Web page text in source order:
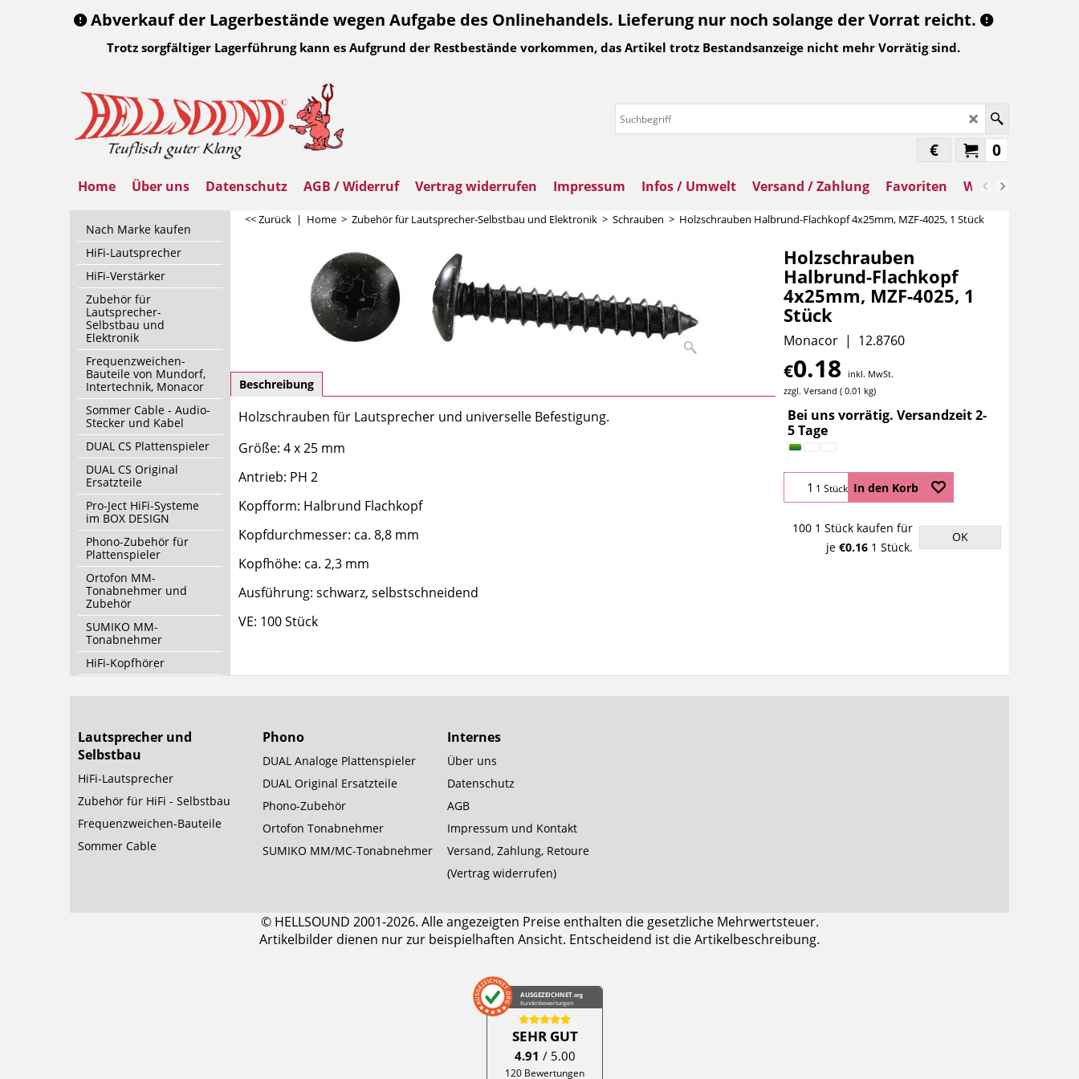
Abverkauf der Lagerbestände wegen Aufgabe des Onlinehandels. Lieferung nur noch solange der Vorrat reicht.
Trotz sorgfältiger Lagerführung kann es Aufgrund der Restbestände vorkommen, das Artikel trotz Bestandsanzeige nicht mehr Vorrätig sind.
0
€
Home Über uns Datenschutz AGB / Widerruf Vertrag widerrufen Impressum Infos / Umwelt Versand / Zahlung Favoriten Warenkorb
Nach Marke kaufen
HiFi-Lautsprecher
HiFi-Verstärker
Zubehör für
Lautsprecher-
Selbstbau und
Elektronik
Frequenzweichen-
Bauteile von Mundorf,
Intertechnik, Monacor
Sommer Cable - Audio-
Stecker und Kabel
DUAL CS Plattenspieler
DUAL CS Original
Ersatzteile
Pro-Ject HiFi-Systeme
im BOX DESIGN
Phono-Zubehör für
Plattenspieler
Ortofon MM-
Tonabnehmer und
Zubehör
SUMIKO MM-
Tonabnehmer
HiFi-Kopfhörer
<< Zurück | Home > Zubehör für Lautsprecher-Selbstbau und Elektronik > Schrauben > Holzschrauben Halbrund-Flachkopf 4x25mm, MZF-4025, 1 Stück
Holzschrauben
Halbrund-Flachkopf
4x25mm, MZF-4025, 1
Stück
Monacor 12.8760
€0.18
inkl. MwSt.
zzgl. Versand
0.01 kg
Bei uns vorrätig. Versandzeit 2-
5 Tage
1 Stück In den Korb
100 1 Stück kaufen für
je €0.16 1 Stück.
OK
Beschreibung
Holzschrauben für Lautsprecher und universelle Befestigung.
Größe: 4 x 25 mm
Antrieb: PH 2
Kopfform: Halbrund Flachkopf
Kopfdurchmesser: ca. 8,8 mm
Kopfhöhe: ca. 2,3 mm
Ausführung: schwarz, selbstschneidend
VE: 100 Stück
Lautsprecher und
Selbstbau
HiFi-Lautsprecher
Zubehör für HiFi - Selbstbau
Frequenzweichen-Bauteile
Sommer Cable
Phono
DUAL Analoge Plattenspieler
DUAL Original Ersatzteile
Phono-Zubehör
Ortofon Tonabnehmer
SUMIKO MM/MC-Tonabnehmer
Internes
Über uns
Datenschutz
AGB
Impressum und Kontakt
Versand, Zahlung, Retoure
(Vertrag widerrufen)
© HELLSOUND 2001-2026. Alle angezeigten Preise enthalten die gesetzliche Mehrwertsteuer.
Artikelbilder dienen nur zur beispielhaften Ansicht. Entscheidend ist die Artikelbeschreibung.
AUSGEZEICHNET .org
Kundenbewertungen
SEHR GUT
4.91 / 5.00
120 Bewertungen